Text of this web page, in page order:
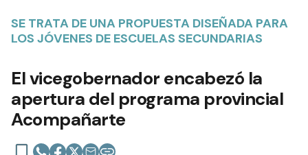
SE TRATA DE UNA PROPUESTA DISEÑADA PARA
LOS JÓVENES DE ESCUELAS SECUNDARIAS
El vicegobernador encabezó la
apertura del programa provincial
Acompañarte